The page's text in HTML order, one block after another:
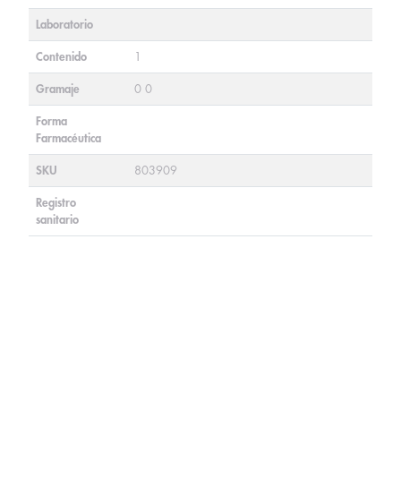
Laboratorio
Contenido 1
Gramaje 0 0
Forma
Farmacéutica
SKU 803909
Registro
sanitario